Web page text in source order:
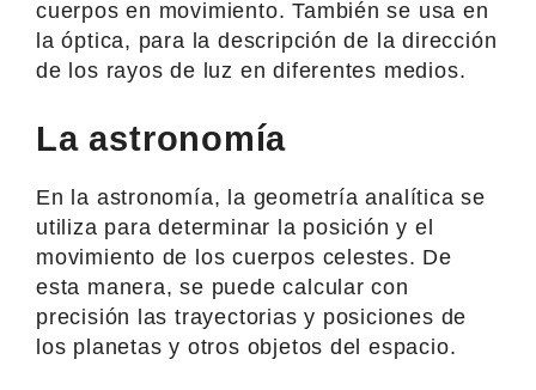
cuerpos en movimiento. También se usa en
la óptica, para la descripción de la dirección
de los rayos de luz en diferentes medios.
La astronomía
En la astronomía, la geometría analítica se
utiliza para determinar la posición y el
movimiento de los cuerpos celestes. De
esta manera, se puede calcular con
precisión las trayectorias y posiciones de
los planetas y otros objetos del espacio.